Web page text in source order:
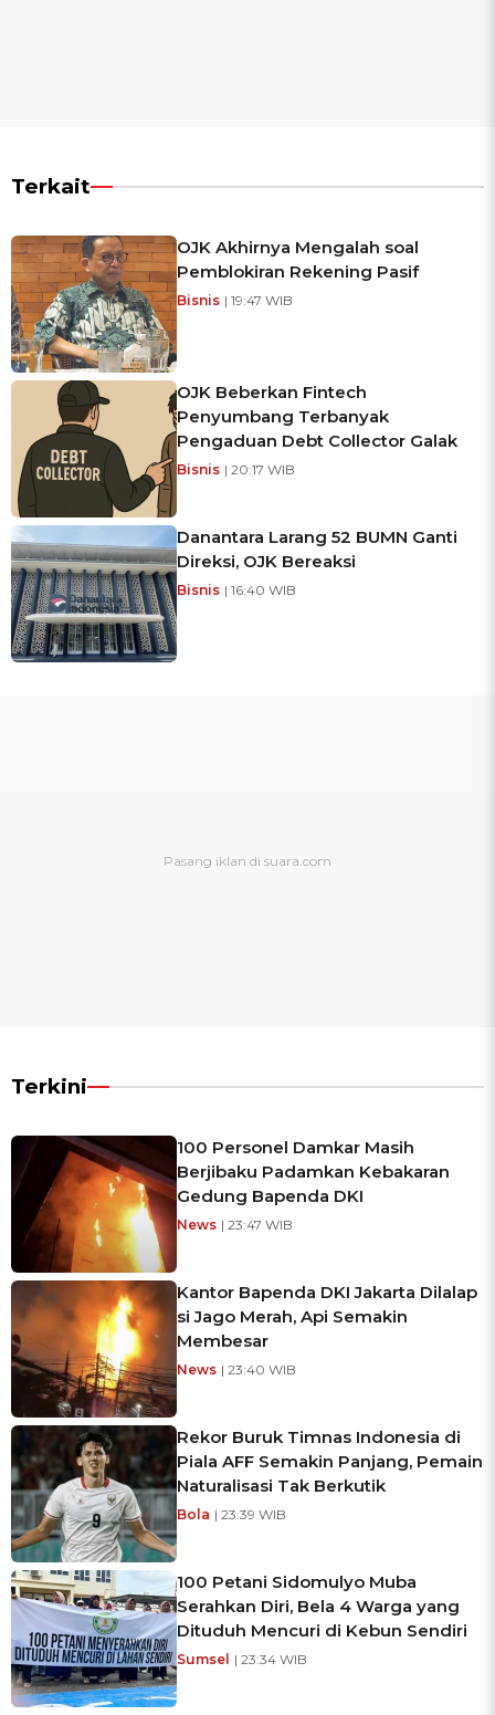
Terkait
OJK Akhirnya Mengalah soal
Pemblokiran Rekening Pasif
Bisnis | 19:47 WIB
OJK Beberkan Fintech
Penyumbang Terbanyak
Pengaduan Debt Collector Galak
Bisnis | 20:17 WIB
Danantara Larang 52 BUMN Ganti
Direksi, OJK Bereaksi
Bisnis | 16:40 WIB
Terkini
100 Personel Damkar Masih
Berjibaku Padamkan Kebakaran
Gedung Bapenda DKI
News | 23:47 WIB
Kantor Bapenda DKI Jakarta Dilalap
si Jago Merah, Api Semakin
Membesar
News | 23:40 WIB
Rekor Buruk Timnas Indonesia di
Piala AFF Semakin Panjang, Pemain
Naturalisasi Tak Berkutik
Bola | 23:39 WIB
100 Petani Sidomulyo Muba
Serahkan Diri, Bela 4 Warga yang
Dituduh Mencuri di Kebun Sendiri
Sumsel | 23:34 WIB